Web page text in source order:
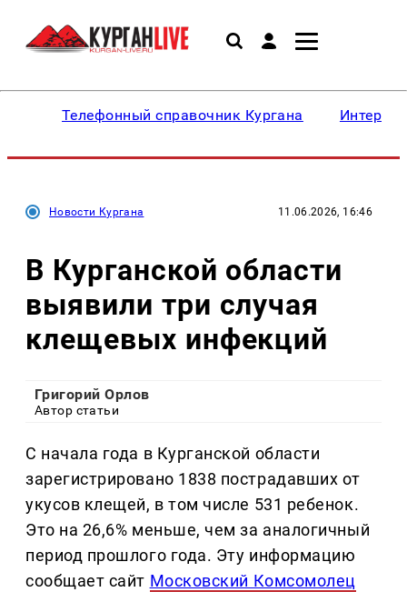
Телефонный справочник Кургана
Новости Кургана 11.06.2026, 16:46
В Курганской области
выявили три случая
клещевых инфекций
Григорий Орлов
Автор статьи
С начала года в Курганской области
зарегистрировано 1838 пострадавших от
укусов клещей, в том числе 531 ребенок.
Это на 26,6% меньше, чем за аналогичный
период прошлого года. Эту информацию
сообщает сайт Московский Комсомолец